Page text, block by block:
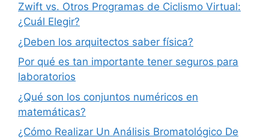
Zwift vs. Otros Programas de Ciclismo Virtual:
¿Cuál Elegir?
¿Deben los arquitectos saber física?
Por qué es tan importante tener seguros para
laboratorios
¿Qué son los conjuntos numéricos en
matemáticas?
¿Cómo Realizar Un Análisis Bromatológico De